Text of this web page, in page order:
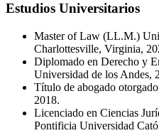
Estudios Universitarios
Master of Law (LL.M.)
Charlottesville, Virginia,
Diplomado en Derecho y
Universidad de los Andes,
Título de abogado
2018.
Licenciado en Ciencias
Pontificia Universidad